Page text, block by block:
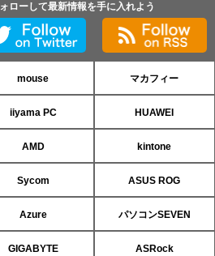
ローして最新情報を手に入れよう
mouse マカフィー
iiyama PC HUAWEI
AMD kintone
Sycom ASUS ROG
Azure パソコンSEVEN
GIGABYTE ASRock